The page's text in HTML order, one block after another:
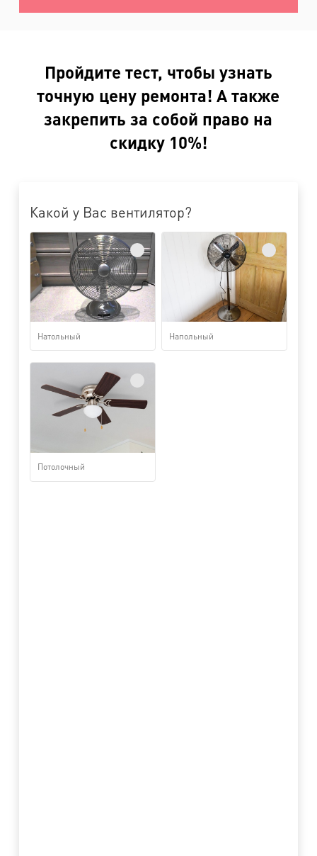
Пройдите тест, чтобы узнать
точную цену ремонта! А также
закрепить за собой право на
скидку 10%!
Какой у Вас вентилятор?
Натольный Напольный
Потолочный